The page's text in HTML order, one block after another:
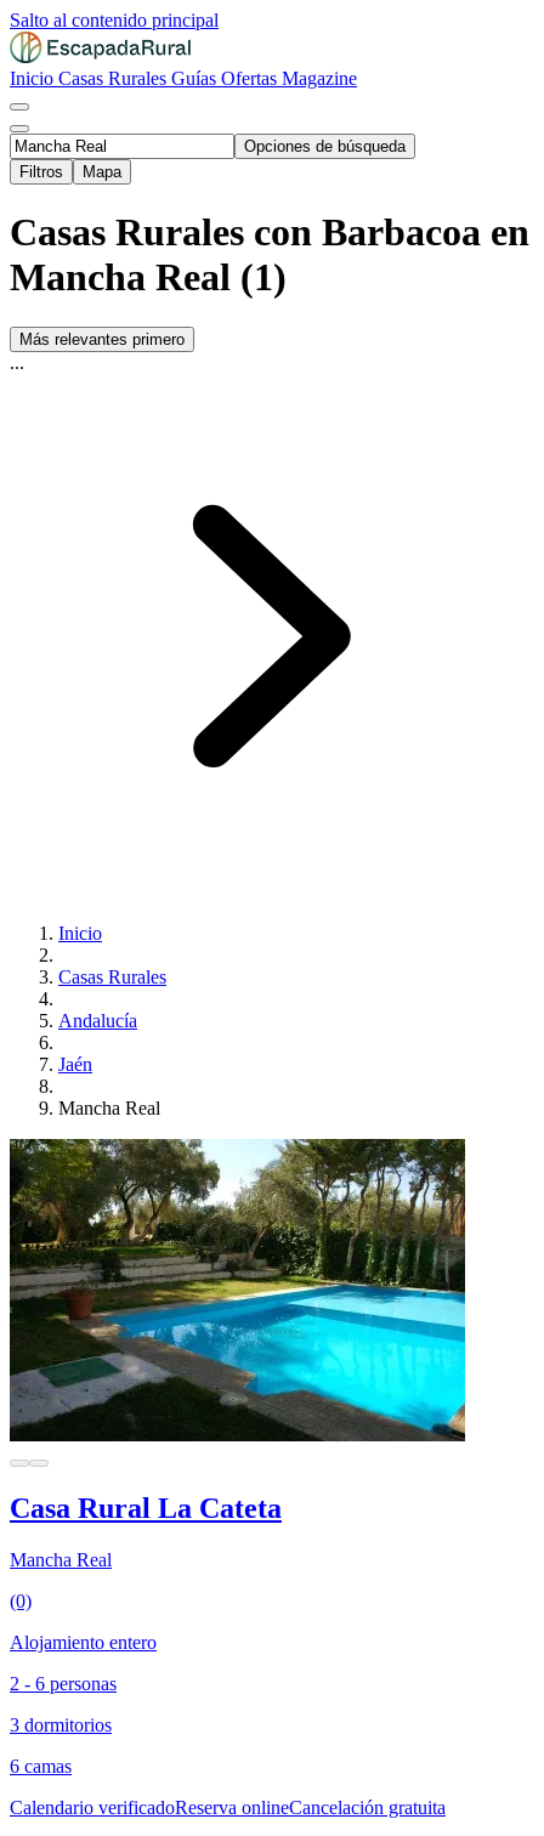
Salto al contenido principal
Inicio Casas Rurales Guías Ofertas Magazine
Opciones de búsqueda
Filtros
Mapa
Casas Rurales con Barbacoa en
Mancha Real (1)
Más relevantes primero
...
Inicio
Casas Rurales
Andalucía
Jaén
Mancha Real
Casa Rural La Cateta
Mancha Real
(0)
Alojamiento entero
2 - 6 personas
3 dormitorios
6 camas
Calendario verificadoReserva onlineCancelación gratuita